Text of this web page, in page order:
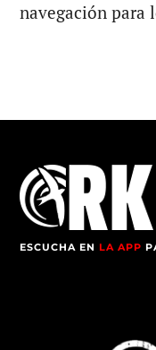
navegación para
ESCUCHA ENLA APP